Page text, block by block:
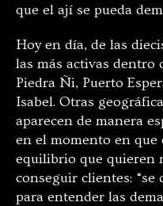
que el ají se pueda
Hoy en día, de las
las más activas dentro
Piedra Ñi, Puerto
Isabel. Otras
aparecen de manera
en el momento en
equilibrio que quieren
conseguir clientes: “se
para entender las